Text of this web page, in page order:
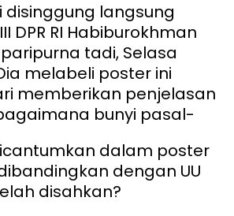
disinggung langsung
DPR RI Habiburokhman
tadi, Selasa
melabeli poster ini
memberikan penjelasan
bunyi pasal-
dalam poster
dengan UU
disahkan?